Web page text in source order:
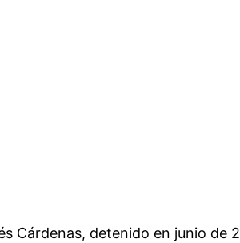
Cárdenas, detenido en junio